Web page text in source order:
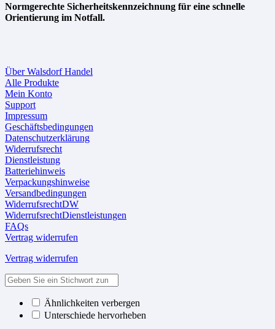
Normgerechte Sicherheitskennzeichnung für eine schnelle
Orientierung im Notfall.
Über Walsdorf Handel
Alle Produkte
Mein Konto
Support
Impressum
Geschäftsbedingungen
Datenschutzerklärung
Widerrufsrecht
Dienstleistung
Batteriehinweis
Verpackungshinweise
Versandbedingungen
WiderrufsrechtDW
WiderrufsrechtDienstleistungen
FAQs
Vertrag widerrufen
Vertrag widerrufen
Ähnlichkeiten verbergen
Unterschiede hervorheben